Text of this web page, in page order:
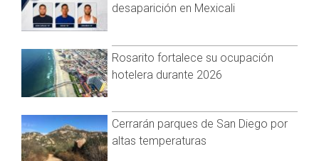
Afirmó que la alcaldesa tiene familiares muy cercanos que
pertenecen q esta comunidad y por ello entiende muy bien
Sobre Regina Cornejo, la Secretaria de Inclusión refirió que
en un par de ocasiones tuvo oportunidad de platicar con
ella.
"De esas dos veces, coincidimos en un evento público para
la modificación de un reglamento, pero seguramente si
estaba ahí, es porque es comprometida con el sector" dijo.
desaparición en Mexicali
Rosarito fortalece su ocupación
hotelera durante 2026
Cerrarán parques de San Diego por
altas temperaturas